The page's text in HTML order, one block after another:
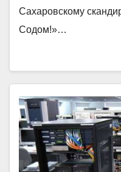
Сахаровскому
Содом!»…